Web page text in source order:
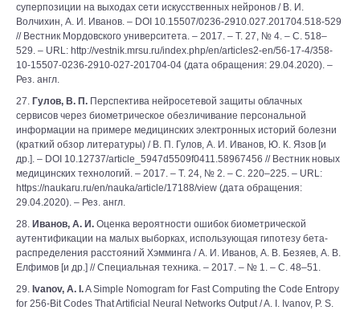
суперпозиции на выходах сети искусственных нейронов / В. И.
Волчихин, А. И. Иванов. – DOI 10.15507/0236-2910.027.201704.518-529
// Вестник Мордовского университета. – 2017. – Т. 27, № 4. – С. 518–
529. – URL: http://vestnik.mrsu.ru/index.php/en/articles2-en/56-17-4/358-
10-15507-0236-2910-027-201704-04 (дата обращения: 29.04.2020). –
Рез. англ.
27. Гулов, В. П. Перспектива нейросетевой защиты облачных
сервисов через биометрическое обезличивание персональной
информации на примере медицинских электронных историй болезни
(краткий обзор литературы) / В. П. Гулов, А. И. Иванов, Ю. К. Язов [и
др.]. – DOI 10.12737/article_5947d5509f0411.58967456 // Вестник новых
медицинских технологий. – 2017. – Т. 24, № 2. – С. 220–225. – URL:
https://naukaru.ru/en/nauka/article/17188/view (дата обращения:
29.04.2020). – Рез. англ.
28. Иванов, А. И. Оценка вероятности ошибок биометрической
аутентификации на малых выборках, использующая гипотезу бета-
распределения расстояний Хэмминга / А. И. Иванов, А. В. Безяев, А. В.
Елфимов [и др.] // Специальная техника. – 2017. – № 1. – С. 48–51.
29. Ivanov, A. I.A Simple Nomogram for Fast Computing the Code Entropy
for 256-Bit Codes That Artificial Neural Networks Output / A. I. Ivanov, P. S.